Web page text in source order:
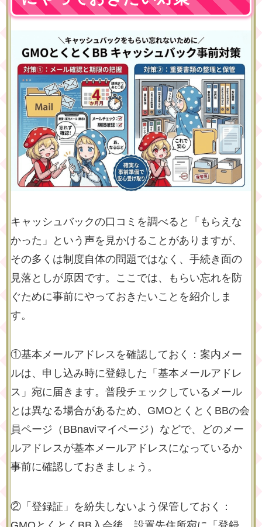
キャッシュバックの口コミを調べると「もらえな
かった」という声を見かけることがありますが、
その多くは制度自体の問題ではなく、手続き面の
見落としが原因です。ここでは、もらい忘れを防
ぐために事前にやっておきたいことを紹介しま
す。
①基本メールアドレスを確認しておく：案内メー
ルは、申し込み時に登録した「基本メールアドレ
ス」宛に届きます。普段チェックしているメール
とは異なる場合があるため、GMOとくとくBBの会
員ページ（BBnaviマイページ）などで、どのメー
ルアドレスが基本メールアドレスになっているか
事前に確認しておきましょう。
②「登録証」を紛失しないよう保管しておく：